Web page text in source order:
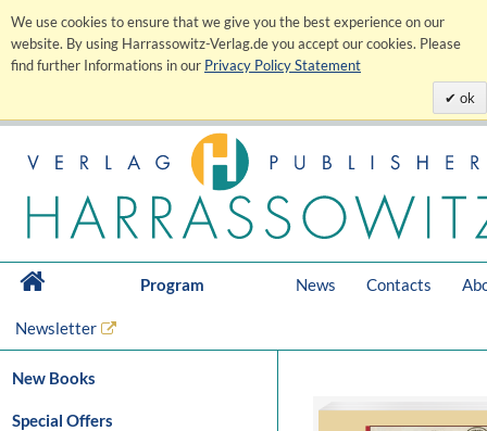
We use cookies to ensure that we give you the best experience on our
website. By using Harrassowitz-Verlag.de you accept our cookies. Please
find further Informations in our Privacy Policy Statement
ok
Program News Contacts
Newsletter
New Books
Special Offers